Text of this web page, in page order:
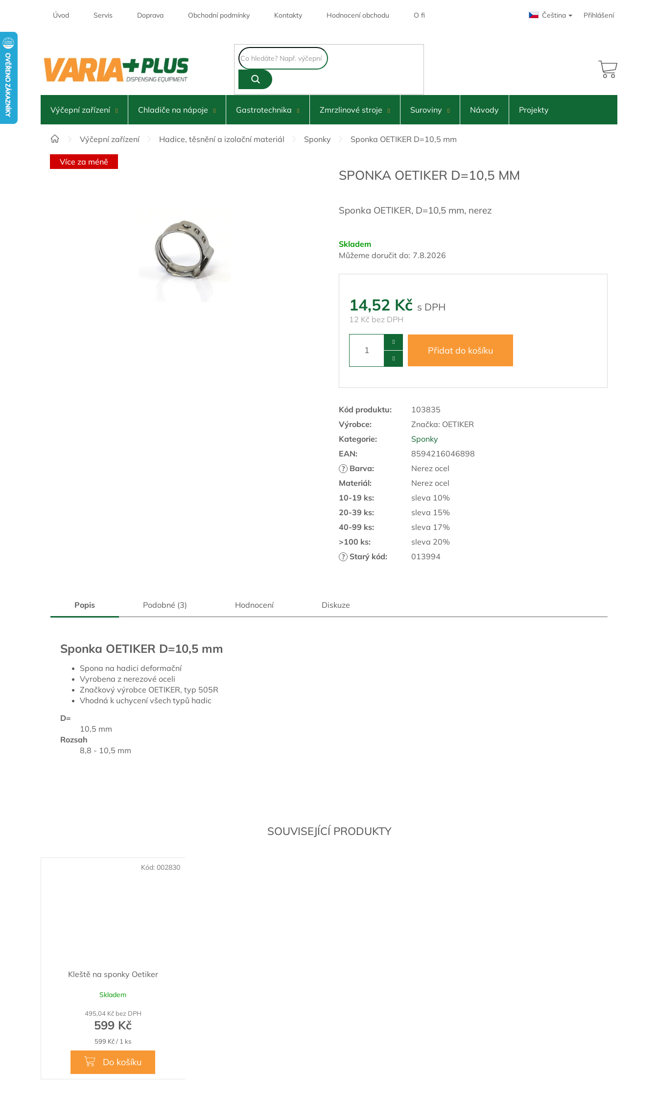
Úvod Servis Doprava Obchodní podmínky Kontakty Hodnocení obchodu O firmě Čeština Přihlášení
NÁKUPNÍ
Výčepní zařízení Chladiče na nápoje Gastrotechnika Zmrzlinové stroje Suroviny Návody Projekty
DomůVýčepní zařízení Hadice, těsnění a izolační materiál Sponky Sponka OETIKER D=10,5 mm
Více za méně
SPONKA OETIKER D=10,5 MM
Skladem
Můžeme doručit do: 7.8.2026
14,52 Kč
12 Kč bez DPH
Přidat do košíku
Sponka OETIKER, D=10,5 mm, nerez
Kód produktu:
103835
Výrobce:
Značka: OETIKER
Kategorie:
Sponky
EAN: 8594216046898
? Barva:
Nerez ocel
Materiál:
Nerez ocel
10-19 ks:
sleva 10%
20-39 ks:
sleva 15%
40-99 ks:
sleva 17%
>100 ks: sleva 20%
? Starý kód: 013994
SOUVISEJÍCÍ PRODUKTY
Kleště na sponky Oetiker
Skladem
495,04 Kč bez DPH
599 Kč
Měrná
cena:
599 Kč / 1 ks
Do košíku
Kód: 002830
Popis Podobné (3) Hodnocení Diskuze
Sponka OETIKER D=10,5 mm
Spona na hadici deformační
Vyrobena z nerezové oceli
Značkový výrobce OETIKER, typ 505R
Vhodná k uchycení všech typů hadic
D=
10,5 mm
Rozsah
8,8 - 10,5 mm
Skladem